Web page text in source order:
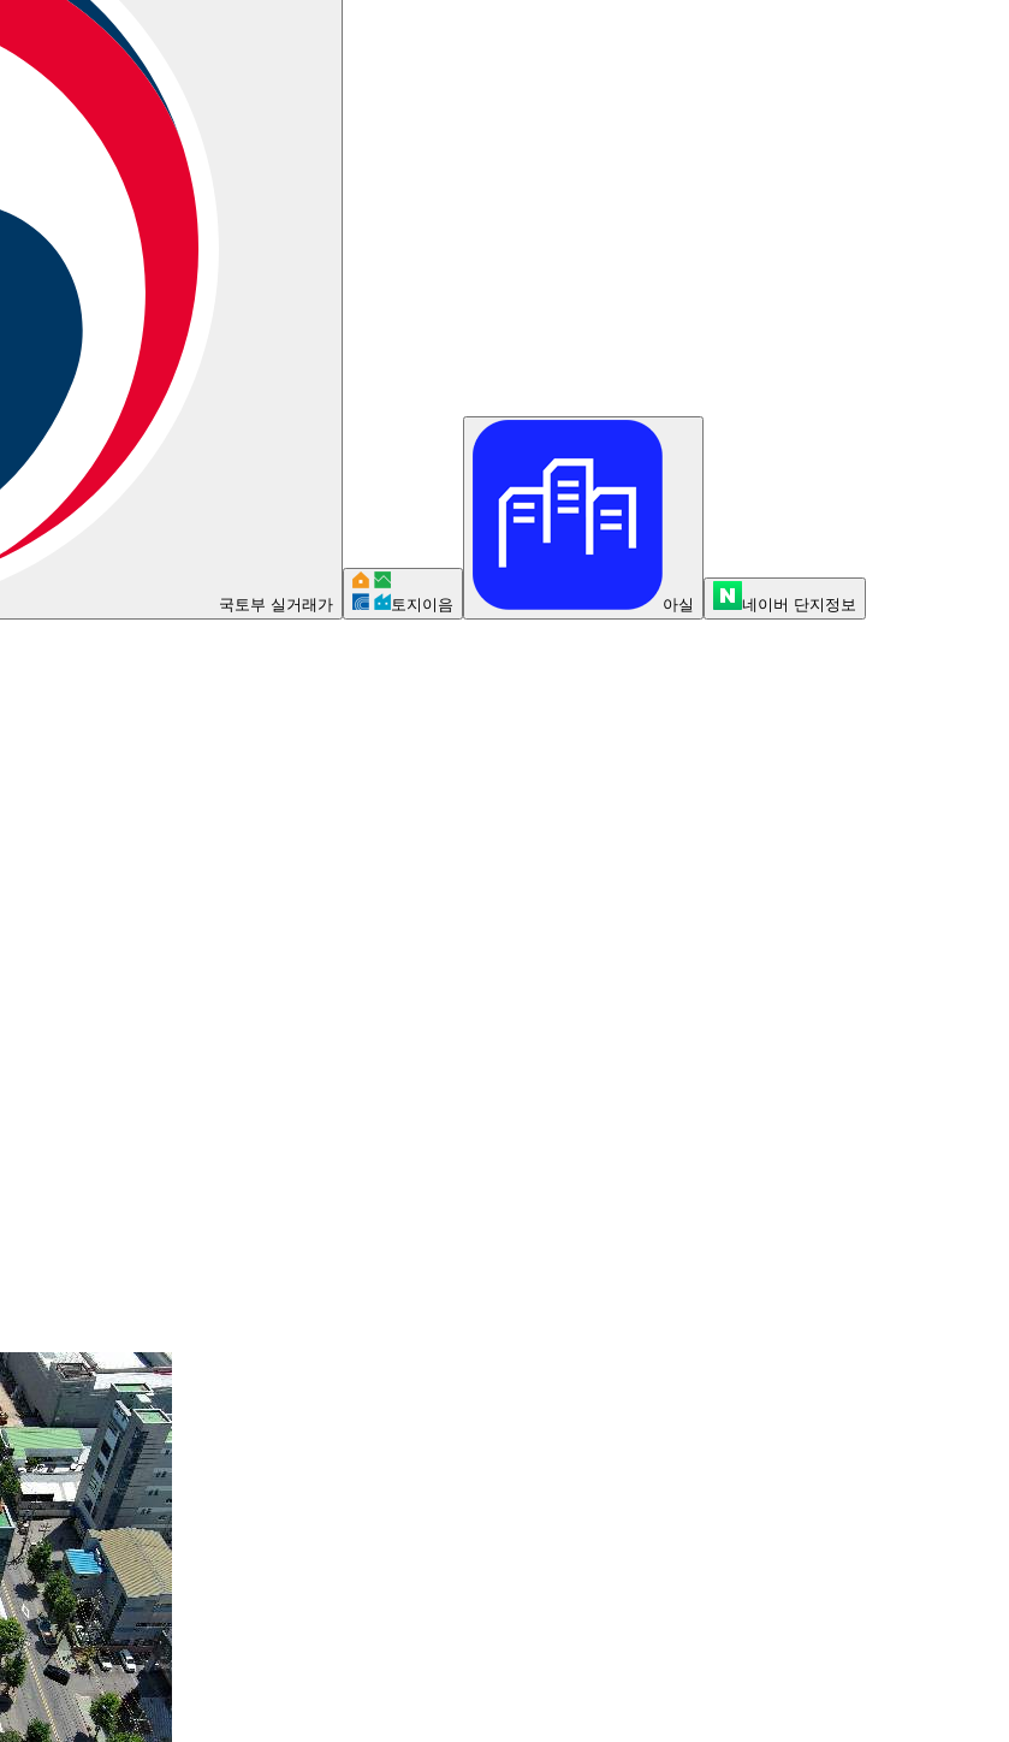
국토부 실거래가 토지이음 아실 네이버 단지정보